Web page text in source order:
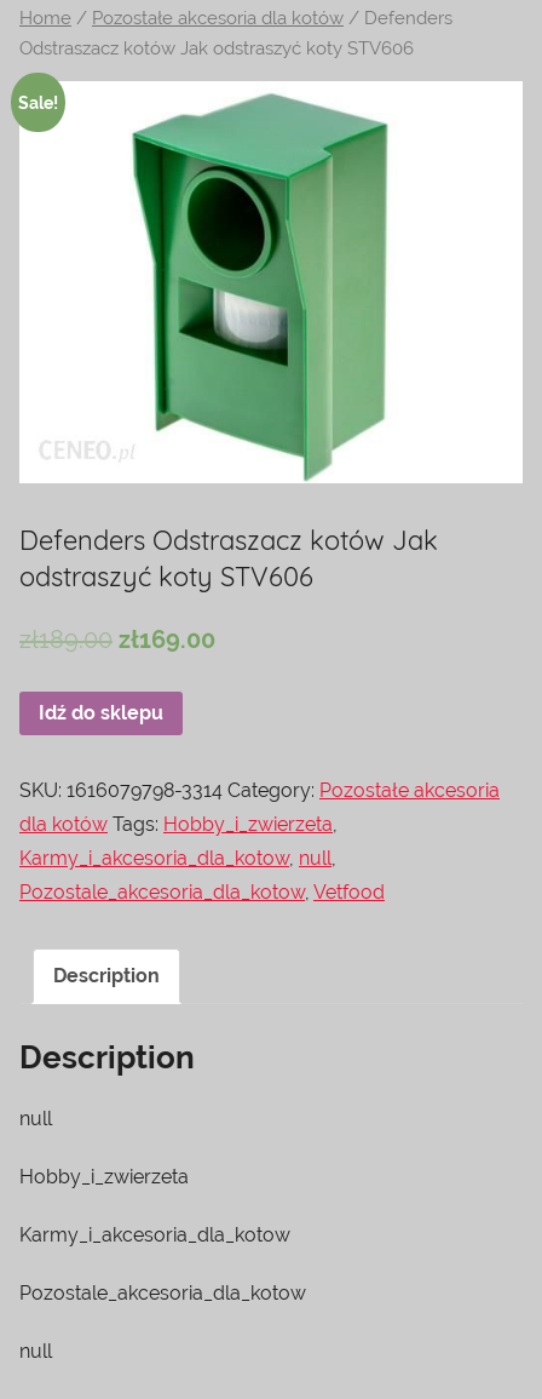
na
temat
terrarystyki
i
Home / Pozostałe akcesoria dla kotów / Defenders
Odstraszacz kotów Jak odstraszyć koty STV606
Sale!
Defenders Odstraszacz kotów Jak
odstraszyć koty STV606
zł189.00 zł169.00
Idź do sklepu
SKU: 1616079798-3314 Category: Pozostałe akcesoria
dla kotów Tags: Hobby_i_zwierzeta
Karmy_i_akcesoria_dla_kotow, null
Pozostale_akcesoria_dla_kotow, Vetfood
Description
Description
null
Hobby_i_zwierzeta
Karmy_i_akcesoria_dla_kotow
Pozostale_akcesoria_dla_kotow
null